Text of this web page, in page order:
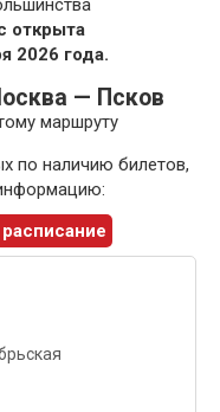
открыта
2026 года.
— Псков
маршруту
по наличию билетов,